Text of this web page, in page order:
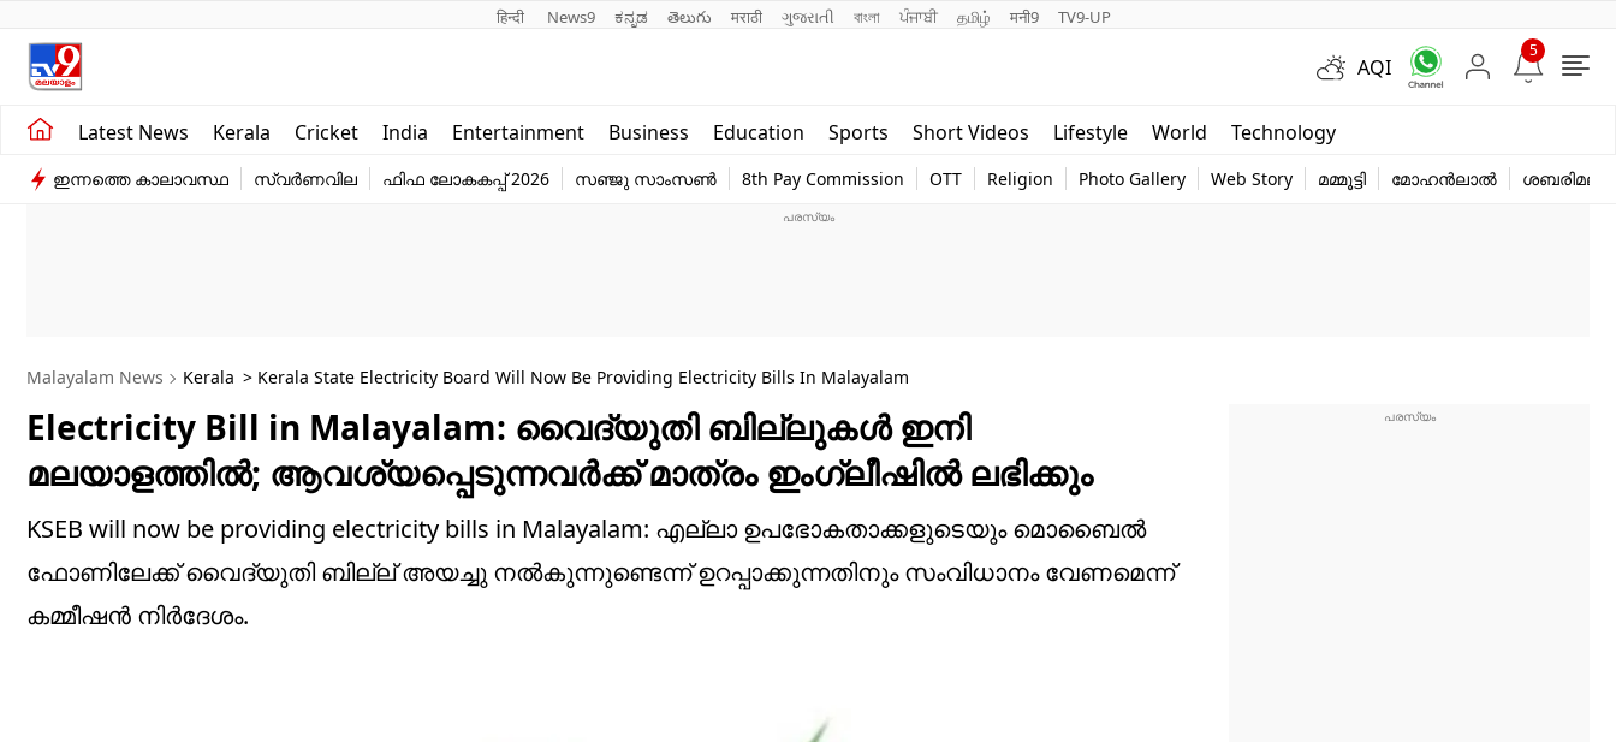
हिन्दी News9 ಕನ್ನಡ తెలుగు मराठी ગુજરાતી বাংলা ਪੰਜਾਬੀ தமிழ் मनी9 TV9-UP
AQI
5
Latest News Kerala Cricket India Entertainment Business Education Sports Short Videos Lifestyle World Technology
Kerala
India
Education
world
Web Story
ഇന്നത്തെ കാലാവസ്ഥ സ്വർണവില ഫിഫ ലോകകപ്പ് 2026 സഞ്ജു സാംസൺ 8th Pay Commission OTT Religion Photo Gallery Web Story മമ്മൂട്ടി മോഹൻലാൽ ശബരിമല
Malayalam News Kerala > Kerala State Electricity Board Will Now Be Providing Electricity Bills In Malayalam
Electricity Bill in Malayalam: വൈദ്യുതി ബില്ലുകൾ ഇനി
മലയാളത്തിൽ; ആവശ്യപ്പെടുന്നവർക്ക് മാത്രം ഇംഗ്ലീഷിൽ ലഭിക്കും
KSEB will now be providing electricity bills in Malayalam: എല്ലാ ഉപഭോകതാക്കളുടെയും മൊബൈൽ
ഫോണിലേക്ക് വൈദ്യുതി ബില്ല് അയച്ചു നൽകുന്നുണ്ടെന്ന് ഉറപ്പാക്കുന്നതിനും സംവിധാനം വേണമെന്ന്
കമ്മീഷൻ നിർദേശം.